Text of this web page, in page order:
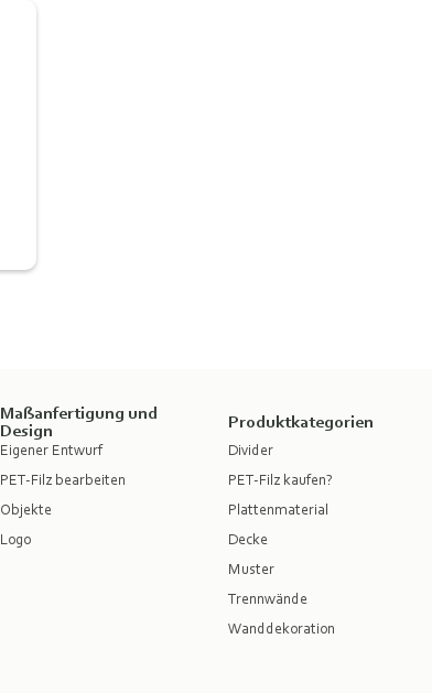
Maßanfertigung und
Design
Eigener Entwurf
PET-Filz bearbeiten
Objekte
Logo
Produktkategorien
Divider
PET-Filz kaufen?
Plattenmaterial
Decke
Muster
Trennwände
Wanddekoration